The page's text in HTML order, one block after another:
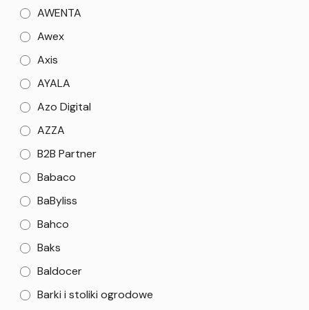
AWENTA
Awex
Axis
AYALA
Azo Digital
AZZA
B2B Partner
Babaco
BaByliss
Bahco
Baks
Baldocer
Barki i stoliki ogrodowe